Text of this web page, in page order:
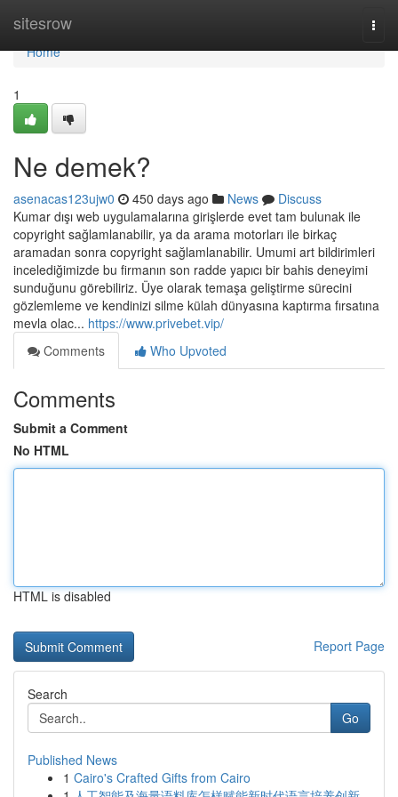
sitesrow
Home
Home
1
Ne demek?
asenacas123ujw0 450 days ago News
Discuss
Kumar dışı web uygulamalarına girişlerde evet tam bulunak ile
copyright sağlamlanabilir, ya da arama motorları ile birkaç
aramadan sonra copyright sağlamlanabilir. Umumi art bildirimleri
incelediğimizde bu firmanın son radde yapıcı bir bahis deneyimi
sunduğunu görebiliriz. Üye olarak temaşa geliştirme sürecini
gözlemleme ve kendinizi silme külah dünyasına kaptırma fırsatına
mevla olac... https://www.privebet.vip/
Comments
Who Upvoted
Comments
Submit a Comment
No HTML
HTML is disabled
Report Page
Search
Go
Published News
1 Cairo's Crafted Gifts from Cairo